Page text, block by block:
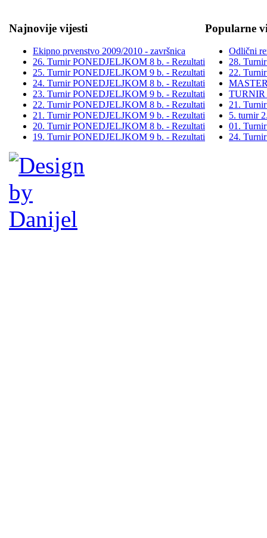
Najnovije vijesti
Ekipno prvenstvo 2009/2010 - završnica
26. Turnir PONEDJELJKOM 8 b. - Rezultati
25. Turnir PONEDJELJKOM 9 b. - Rezultati
24. Turnir PONEDJELJKOM 8 b. - Rezultati
23. Turnir PONEDJELJKOM 9 b. - Rezultati
22. Turnir PONEDJELJKOM 8 b. - Rezultati
21. Turnir PONEDJELJKOM 9 b. - Rezultati
20. Turnir PONEDJELJKOM 8 b. - Rezultati
19. Turnir PONEDJELJKOM 9 b. - Rezultati
Popularne
Odlični
28.
22.
TURNIR
21.
5. turnir
01.
24.